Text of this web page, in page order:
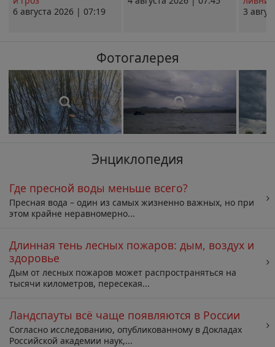
6 августа 2026 | 07:19
3
Фотогалерея
Энциклопедия
Где пресной воды меньше всего?
Пресная вода – один из самых жизненно важных, но при
этом крайне неравномерно...
Длинная тень лесных пожаров: дым, воздух и
здоровье
Дым от лесных пожаров может распространяться на
тысячи километров, пересекая...
Ландспауты всё чаще появляются в России
Согласно исследованию, опубликованному в Докладах
Российской академии наук,...